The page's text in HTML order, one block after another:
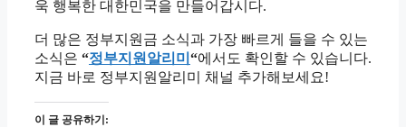
욱 행복한 대한민국을 만들어갑시다.
더 많은 정부지원금 소식과 가장 빠르게 들을 수 있는
소식은 “정부지원알리미 “에서도 확인할 수 있습니다.
지금 바로 정부지원알리미 채널 추가해보세요!
이 글 공유하기: